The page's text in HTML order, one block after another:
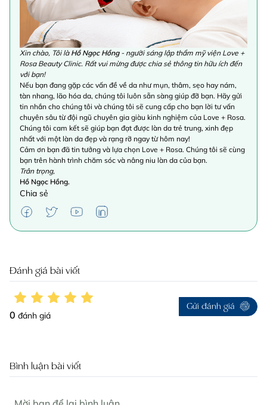
Xin chào, Tôi là Hồ Ngọc Hồng- người sáng lập thẩm mỹ viện Love +
Rosa Beauty Clinic. Rất vui mừng được chia sẻ thông tin hữu ích đến
với bạn!
Nếu bạn đang gặp các vấn đề về da như mụn, thâm, sẹo hay nám,
tàn nhang, lão hóa da, chúng tôi luôn sẵn sàng giúp đỡ bạn. Hãy gửi
tin nhắn cho chúng tôi và chúng tôi sẽ cung cấp cho bạn lời tư vấn
chuyên sâu từ đội ngũ chuyên gia giàu kinh nghiệm của Love + Rosa.
Chúng tôi cam kết sẽ giúp bạn đạt được làn da trẻ trung, xinh đẹp
nhất với một làn da đẹp và rạng rỡ ngay từ hôm nay!
Cảm ơn bạn đã tin tưởng và lựa chọn Love + Rosa. Chúng tôi sẽ cùng
bạn trên hành trình chăm sóc và nâng niu làn da của bạn.
Trân trọng,
Hồ Ngọc Hồng.
Chia sẻ
Đánh giá bài viết
0 đánh giá
Gửi đánh giá
Bình luận bài viết